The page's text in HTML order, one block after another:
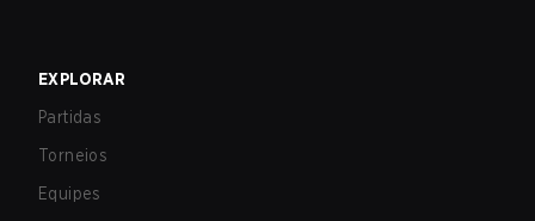
EXPLORAR
Partidas
Torneios
Equipes